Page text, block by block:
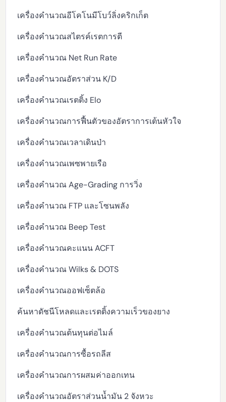
เครื่องคำนวณอีโคโนมีโบว์ลิ่งคริกเก็ต
เครื่องคำนวณสไตรค์เรตการตี
เครื่องคำนวณ Net Run Rate
เครื่องคำนวณอัตราส่วน K/D
เครื่องคำนวณเรตติ้ง Elo
เครื่องคำนวณการฟื้นตัวของอัตราการเต้นหัวใจ
เครื่องคำนวณเวลาเดินป่า
เครื่องคำนวณเพซพายเรือ
เครื่องคำนวณ Age-Grading การวิ่ง
เครื่องคำนวณ FTP และโซนพลัง
เครื่องคำนวณ Beep Test
เครื่องคำนวณคะแนน ACFT
เครื่องคำนวณ Wilks & DOTS
เครื่องคำนวณออฟเซ็ตล้อ
ค้นหาดัชนีโหลดและเรตติ้งความเร็วของยาง
เครื่องคำนวณต้นทุนต่อไมล์
เครื่องคำนวณการซื้อรถลีส
เครื่องคำนวณการผสมค่าออกเทน
เครื่องคำนวณอัตราส่วนน้ำมัน 2 จังหวะ